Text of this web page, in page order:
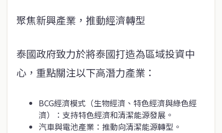
聚焦新興產業，推動經濟轉型
泰國政府致力於將泰國打造為區域投資中
心，重點關注以下高潛力產業：
BCG經濟模式（生物經濟、特色經濟與綠色經
濟）：支持特色經濟和清潔能源發展。
汽車與電池產業：推動向清潔能源轉型。